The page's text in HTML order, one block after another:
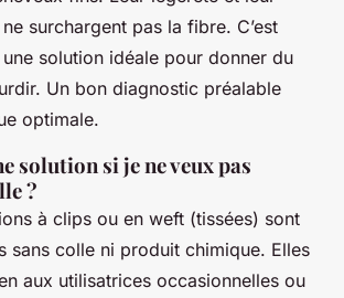
surchargent pas la fibre. C’est
solution idéale pour donner du
Un bon diagnostic préalable
optimale.
solution si je ne veux pas
?
à clips ou en weft (tissées) sont
sans colle ni produit chimique. Elles
aux utilisatrices occasionnelles ou